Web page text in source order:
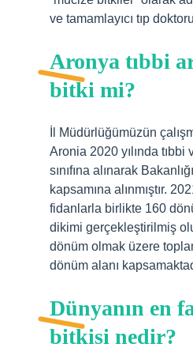
ve tamamlayıcı tıp
Aronya tıbbi
bitki mi?
İl Müdürlüğümüzün
Aronia 2020 yılında
sınıfına alınarak
kapsamına alınmıştır.
fidanlarla birlikte 160
dikimi gerçekleştirilmiş
dönüm olmak üzere
dönüm alanı
Dünyanın en
bitkisi nedir?